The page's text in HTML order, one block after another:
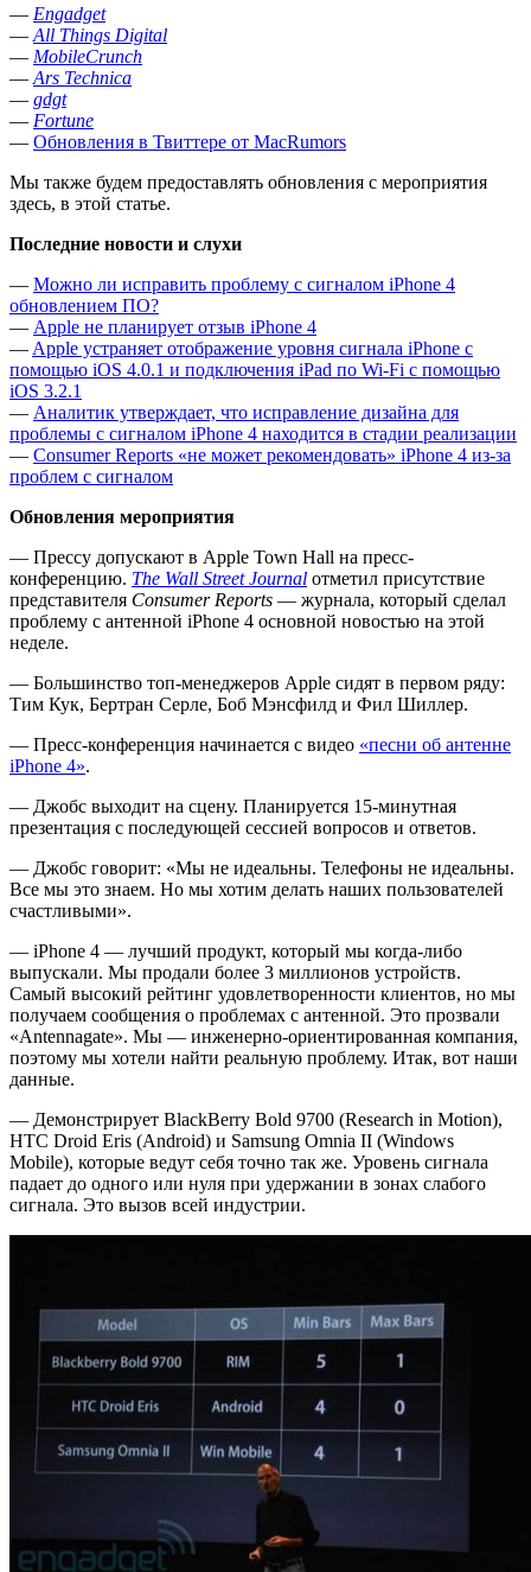
— Engadget
— All Things Digital
— MobileCrunch
— Ars Technica
— gdgt
— Fortune
— Обновления в Твиттере от MacRumors
Мы также будем предоставлять обновления с мероприятия
здесь, в этой статье.
Последние новости и слухи
— Можно ли исправить проблему с сигналом iPhone 4
обновлением ПО?
— Apple не планирует отзыв iPhone 4
— Apple устраняет отображение уровня сигнала iPhone с
помощью iOS 4.0.1 и подключения iPad по Wi-Fi с помощью
iOS 3.2.1
— Аналитик утверждает, что исправление дизайна для
проблемы с сигналом iPhone 4 находится в стадии реализации
— Consumer Reports «не может рекомендовать» iPhone 4 из-за
проблем с сигналом
Обновления мероприятия
— Прессу допускают в Apple Town Hall на пресс-
конференцию. The Wall Street Journal отметил присутствие
представителя Consumer Reports — журнала, который сделал
проблему с антенной iPhone 4 основной новостью на этой
неделе.
— Большинство топ-менеджеров Apple сидят в первом ряду:
Тим Кук, Бертран Серле, Боб Мэнсфилд и Фил Шиллер.
— Пресс-конференция начинается с видео «песни об антенне
iPhone 4».
— Джобс выходит на сцену. Планируется 15-минутная
презентация с последующей сессией вопросов и ответов.
— Джобс говорит: «Мы не идеальны. Телефоны не идеальны.
Все мы это знаем. Но мы хотим делать наших пользователей
счастливыми».
— iPhone 4 — лучший продукт, который мы когда-либо
выпускали. Мы продали более 3 миллионов устройств.
Самый высокий рейтинг удовлетворенности клиентов, но мы
получаем сообщения о проблемах с антенной. Это прозвали
«Antennagate». Мы — инженерно-ориентированная компания,
поэтому мы хотели найти реальную проблему. Итак, вот наши
данные.
— Демонстрирует BlackBerry Bold 9700 (Research in Motion),
HTC Droid Eris (Android) и Samsung Omnia II (Windows
Mobile), которые ведут себя точно так же. Уровень сигнала
падает до одного или нуля при удержании в зонах слабого
сигнала. Это вызов всей индустрии.